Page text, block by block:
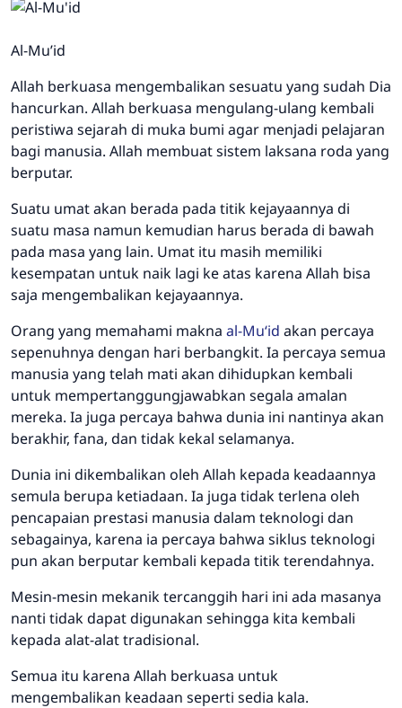
Al-Mu’id
Allah berkuasa mengembalikan sesuatu yang sudah Dia
hancurkan. Allah berkuasa mengulang-ulang kembali
peristiwa sejarah di muka bumi agar menjadi pelajaran
bagi manusia. Allah membuat sistem laksana roda yang
berputar.
Suatu umat akan berada pada titik kejayaannya di
suatu masa namun kemudian harus berada di bawah
pada masa yang lain. Umat itu masih memiliki
kesempatan untuk naik lagi ke atas karena Allah bisa
saja mengembalikan kejayaannya.
Orang yang memahami makna al-Mu‘id akan percaya
sepenuhnya dengan hari berbangkit. Ia percaya semua
manusia yang telah mati akan dihidupkan kembali
untuk mempertanggungjawabkan segala amalan
mereka. Ia juga percaya bahwa dunia ini nantinya akan
berakhir, fana, dan tidak kekal selamanya.
Dunia ini dikembalikan oleh Allah kepada keadaannya
semula berupa ketiadaan. Ia juga tidak terlena oleh
pencapaian prestasi manusia dalam teknologi dan
sebagainya, karena ia percaya bahwa siklus teknologi
pun akan berputar kembali kepada titik terendahnya.
Mesin-mesin mekanik tercanggih hari ini ada masanya
nanti tidak dapat digunakan sehingga kita kembali
kepada alat-alat tradisional.
Semua itu karena Allah berkuasa untuk
mengembalikan keadaan seperti sedia kala.